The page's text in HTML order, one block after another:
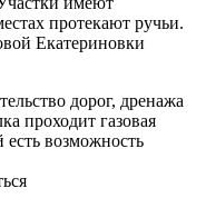
протекают ручьи.
Екатериновки
дорог, дренажа
проходит газовая
возможность